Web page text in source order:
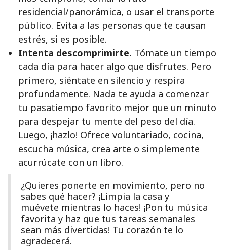
residencial/panorámica, o usar el transporte
público. Evita a las personas que te causan
estrés, si es posible.
Intenta descomprimirte. Tómate un tiempo
cada día para hacer algo que disfrutes. Pero
primero, siéntate en silencio y respira
profundamente. Nada te ayuda a comenzar
tu pasatiempo favorito mejor que un minuto
para despejar tu mente del peso del día.
Luego, ¡hazlo! Ofrece voluntariado, cocina,
escucha música, crea arte o simplemente
acurrúcate con un libro.
¿Quieres ponerte en movimiento, pero no
sabes qué hacer? ¡Limpia la casa y
muévete mientras lo haces! ¡Pon tu música
favorita y haz que tus tareas semanales
sean más divertidas! Tu corazón te lo
agradecerá.